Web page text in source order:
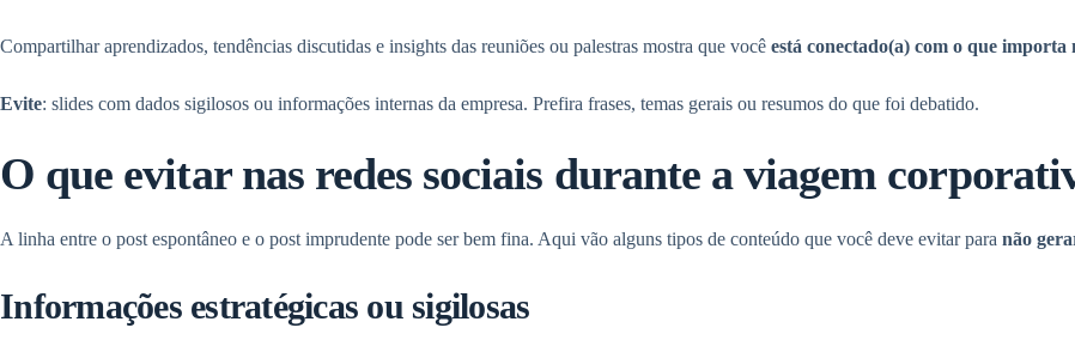
Compartilhar aprendizados, tendências discutidas e insights das reuniões ou palestras mostra que você está conectado(a) com o que importa
Evite: slides com dados sigilosos ou informações internas da empresa. Prefira frases, temas gerais ou resumos do que foi debatido.
O que evitar nas redes sociais durante a viagem
A linha entre o post espontâneo e o post imprudente pode ser bem fina. Aqui vão alguns tipos de conteúdo que você deve evitar para não
Informações estratégicas ou sigilosas